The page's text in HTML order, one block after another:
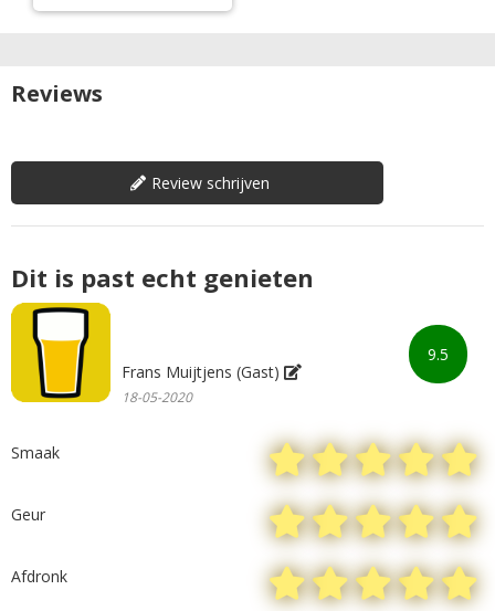
Reviews
Review schrijven
9.5
Dit is past echt genieten
Frans Muijtjens (Gast)
18-05-2020
Smaak
Geur
Afdronk